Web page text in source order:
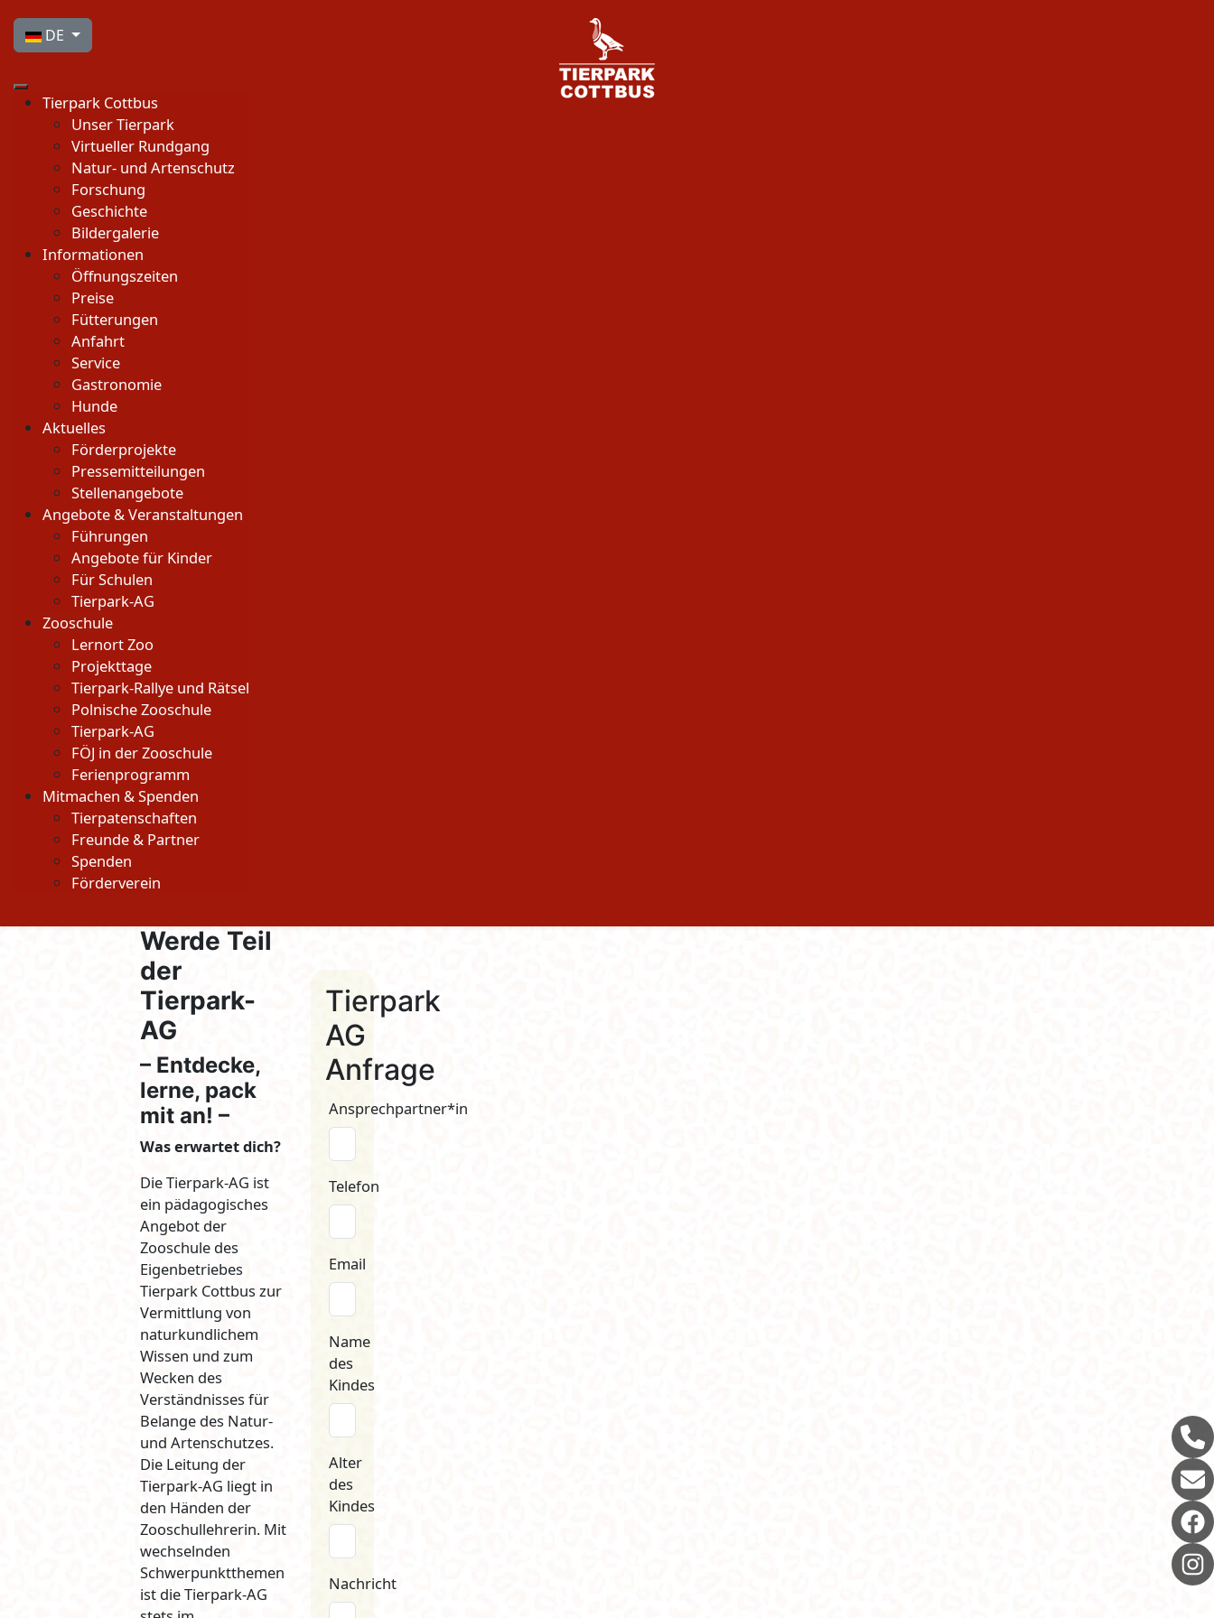
Sprache auswählen
DE
Tierpark Cottbus
Unser Tierpark
Virtueller Rundgang
Natur- und Artenschutz
Forschung
Geschichte
Bildergalerie
Informationen
Öffnungszeiten
Preise
Fütterungen
Anfahrt
Service
Gastronomie
Hunde
Aktuelles
Förderprojekte
Pressemitteilungen
Stellenangebote
Angebote & Veranstaltungen
Führungen
Angebote für Kinder
Für Schulen
Tierpark-AG
Zooschule
Lernort Zoo
Projekttage
Tierpark-Rallye und Rätsel
Polnische Zooschule
Tierpark-AG
FÖJ in der Zooschule
Ferienprogramm
Mitmachen & Spenden
Tierpatenschaften
Freunde & Partner
Spenden
Förderverein
Werde Teil
der
Tierpark-
AG
– Entdecke,
lerne, pack
mit an! –
Was erwartet dich?
Die Tierpark-AG ist
ein pädagogisches
Angebot der
Zooschule des
Eigenbetriebes
Tierpark Cottbus zur
Vermittlung von
naturkundlichem
Wissen und zum
Wecken des
Verständnisses für
Belange des Natur-
und Artenschutzes.
Die Leitung der
Tierpark-AG liegt in
den Händen der
Zooschullehrerin. Mit
wechselnden
Schwerpunktthemen
ist die Tierpark-AG
Tierpark
AG
Anfrage
Ansprechpartner*in
Telefon
Email
Name
des
Kindes
Alter
des
Kindes
Nachricht